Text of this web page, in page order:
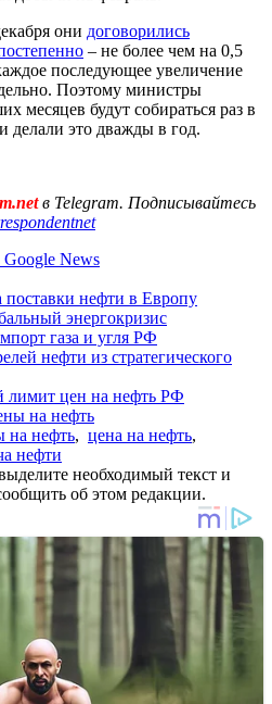
они договорились
– не более чем на 0,5
последующее увеличение
Поэтому министры
будут собираться раз в
делали это дважды в год.
в Telegram. Подписывайтесь
Google News
поставки нефти в Европу
энергокризис
газа и угля РФ
нефти из стратегического
лимит цен на нефть РФ
на нефть
на нефть, цена на нефть,
нефти
необходимый текст и
об этом редакции.